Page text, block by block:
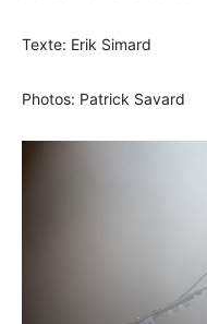
Texte: Erik Simard
Photos: Patrick Savard